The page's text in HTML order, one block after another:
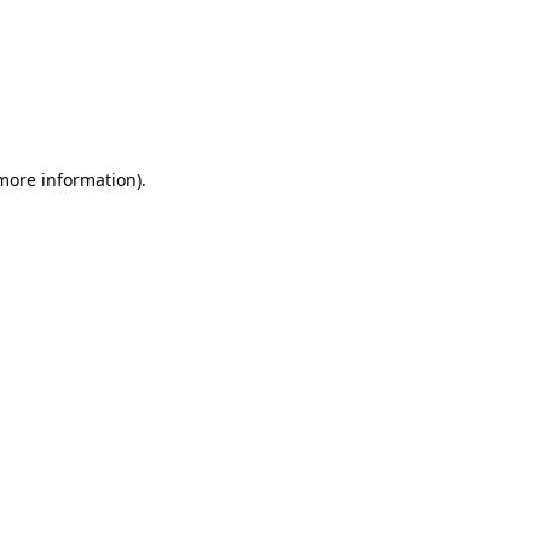
information).